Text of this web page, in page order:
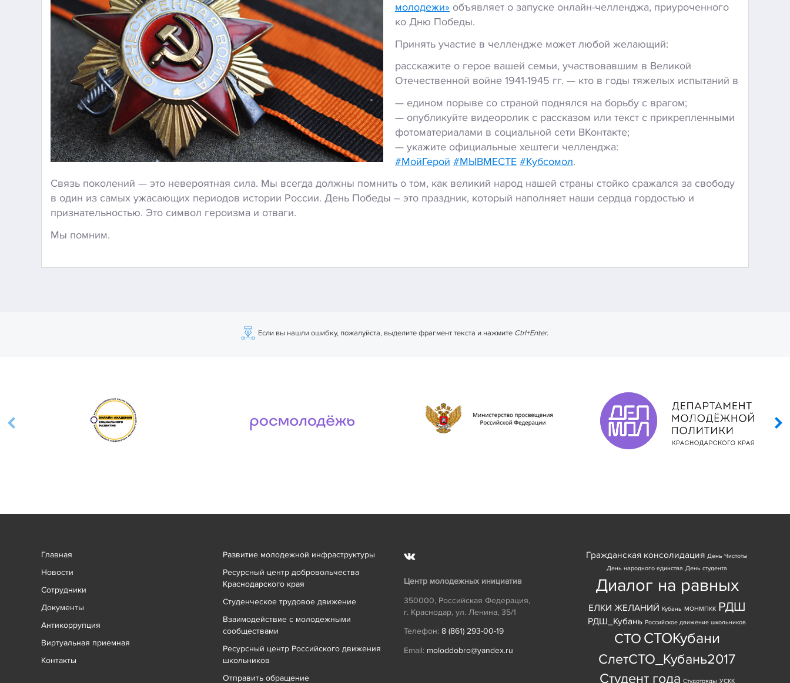
молодежи» объявляет о запуске онлайн-челленджа, приуроченного
ко Дню Победы.
Принять участие в челлендже может любой желающий:
расскажите о герое вашей семьи, участвовавшим в Великой
Отечественной войне 1941-1945 гг. — кто в годы тяжелых испытаний в
— едином порыве со страной поднялся на борьбу с врагом;
— опубликуйте видеоролик с рассказом или текст с прикрепленными
фотоматериалами в социальной сети ВКонтакте;
— укажите официальные хештеги челленджа:
#МойГерой #МЫВМЕСТЕ #Кубсомол.
Связь поколений — это невероятная сила. Мы всегда должны помнить о том, как великий народ нашей страны стойко сражался за свободу
в один из самых ужасающих периодов истории России. День Победы – это праздник, который наполняет наши сердца гордостью и
признательностью. Это символ героизма и отваги.
Мы помним.
Если вы нашли ошибку, пожалуйста, выделите фрагмент текста и нажмите Ctrl+Enter.
Главная
Новости
Сотрудники
Документы
Антикоррупция
Виртуальная приемная
Контакты
Развитие молодежной инфраструктуры
Ресурсный центр добровольчества
Краснодарского края
Студенческое трудовое движение
Взаимодействие с молодежными
сообществами
Ресурсный центр Российского движения
школьников
Отправить обращение
Центр молодежных инициатив
350000, Российская Федерация,
г. Краснодар, ул. Ленина, 35/1
Телефон: 8 (861) 293-00-19
Email: moloddobro@yandex.ru
Гражданская консолидация День Чистоты
День народного единства День студента
Диалог на равных
ЕЛКИ ЖЕЛАНИЙ Кубань МОНМПКК РДШ
РДШ_Кубань Российское движение школьников
СТО СТОКубани
СлетСТО_Кубань2017
Студент года Студотряды УСКК